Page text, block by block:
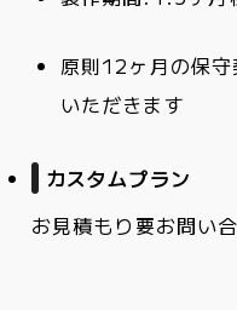
原則12ヶ月の保
いただきます
カスタムプラン
お見積もり 要お問い